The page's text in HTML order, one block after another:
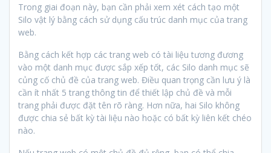
Trong giai đoạn này, bạn cần phải xem xét cách tạo một
Silo vật lý bằng cách sử dụng cấu trúc danh mục của trang
web.
Bằng cách kết hợp các trang web có tài liệu tương đương
vào một danh mục được sắp xếp tốt, các Silo danh mục sẽ
củng cố chủ đề của trang web. Điều quan trọng cần lưu ý là
cần ít nhất 5 trang thông tin để thiết lập chủ đề và mỗi
trang phải được đặt tên rõ ràng. Hơn nữa, hai Silo không
được chia sẻ bất kỳ tài liệu nào hoặc có bất kỳ liên kết chéo
nào.